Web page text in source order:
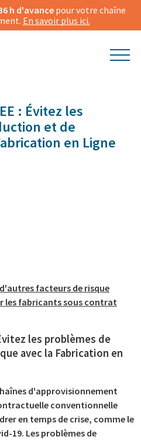
h d'avancepour votre chaîne
En savoir plus ici.
: Évitez les
et de
en Ligne
facteurs de risque
les fabricants sous contrat
les problèmes de
avec la Fabrication en
d'approvisionnement
conventionnelle
en temps de crise, comme le
19. Les problèmes de